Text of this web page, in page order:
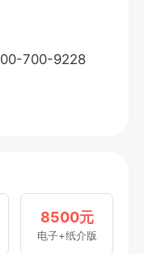
700-9228
8500元
电子+纸介版